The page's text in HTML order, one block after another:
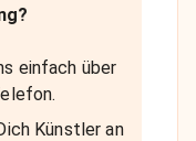
einfach über
Künstler an